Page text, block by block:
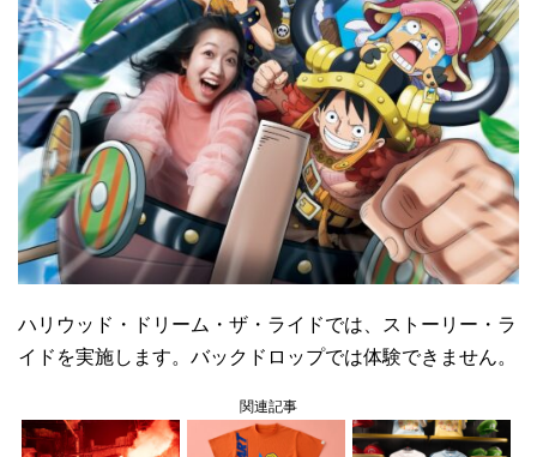
ハリウッド・ドリーム・ザ・ライドでは、ストーリー・ラ
イドを実施します。バックドロップでは体験できません。
関連記事